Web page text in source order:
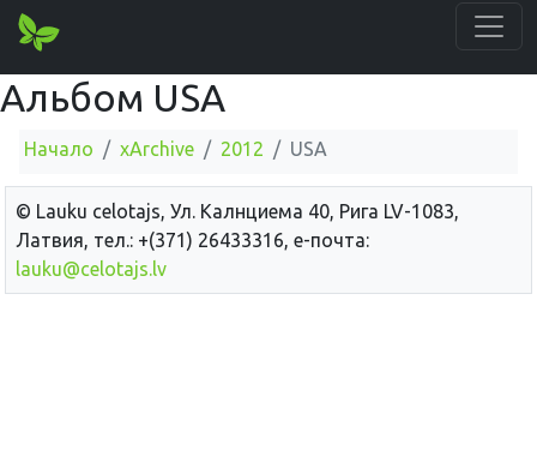
Альбом USA
Начало xArchive 2012 USA
© Lauku сelotajs, Ул. Калнциема 40, Рига LV-1083,
Латвия, тел.: +(371) 26433316, е-почта:
lauku@celotajs.lv